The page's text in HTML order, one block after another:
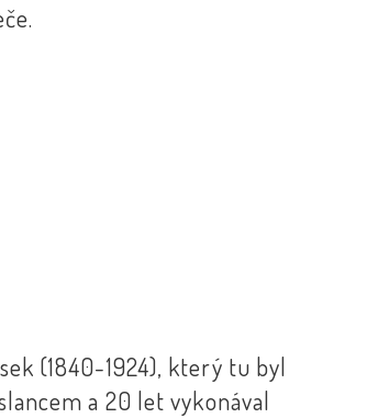
(1840-1924), který tu byl
a 20 let vykonával